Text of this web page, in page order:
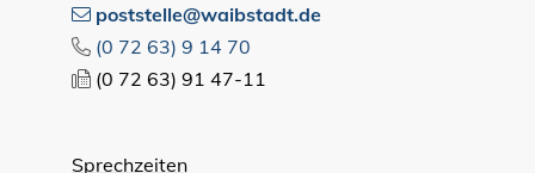
poststelle@waibstadt.de
(0 72 63) 9 14 70
(0 72 63) 91 47-11
Sprechzeiten